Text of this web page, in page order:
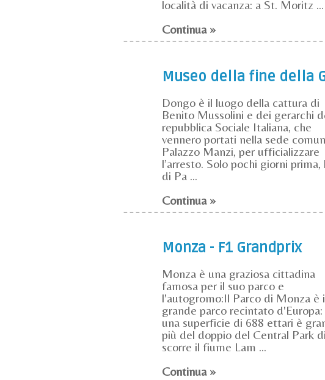
località di vacanza: a St. Moritz ...
Continua »
Museo della fine della
Dongo è il luogo della cattura di
Benito Mussolini e dei gerarchi
repubblica Sociale Italiana, che
vennero portati nella sede
Palazzo Manzi, per ufficializzare
l’arresto. Solo pochi giorni prima,
di Pa ...
Continua »
Monza - F1 Grandprix
Monza è una graziosa cittadina
famosa per il suo parco e
l'autogromo:Il Parco di Monza è
grande parco recintato d'Europa:
una superficie di 688 ettari è
più del doppio del Central Park
scorre il fiume Lam ...
Continua »